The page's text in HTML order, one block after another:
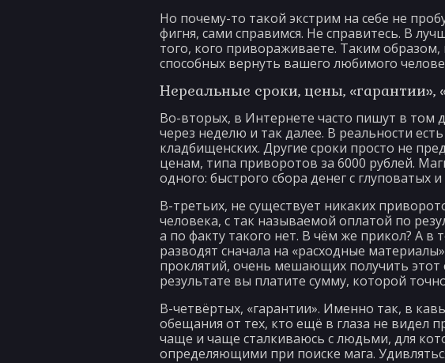
Но почему-то такой экстрим на себе не
фигня, сами справимся. Не справитесь. В
того, кого привораживаете. Таким
способных вернуть вашего любимого
Нереальные сроки, цены, «гарантии»,
Во-вторых, в Интернете часто пишут в том
через неделю и так далее. В реальности
кладбищенских. Другие сроки просто не
ценам, типа приворотов за 6000 рублей.
одного: быстрого сбора денег с глуповатых
В-третьих, не существует никаких
человека, с так называемой оплатой по
а по факту такого нет. В чём же прикол? А в
разводят сначала на «расходные
проклятий, очень мешающих получить этот
результате вы платите сумму, которой
В-четвёртых, «гарантии». Именно так, в
обещания от тех, кто ещё в глаза не видел
чаще и чаще сталкиваюсь с людьми, для
определяющими при поиске мага.